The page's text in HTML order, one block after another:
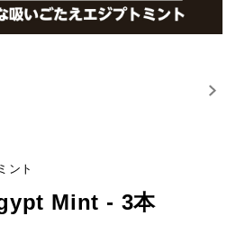
ント
Mint - 3本